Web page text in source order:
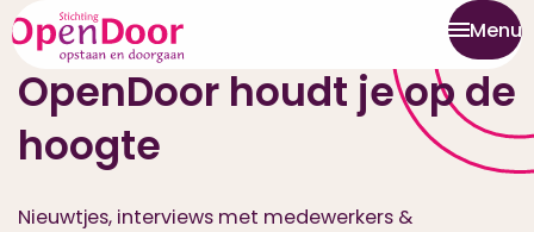
Menu
Nieuws en blogs
OpenDoor houdt je op de
hoogte
Nieuwtjes, interviews met medewerkers &